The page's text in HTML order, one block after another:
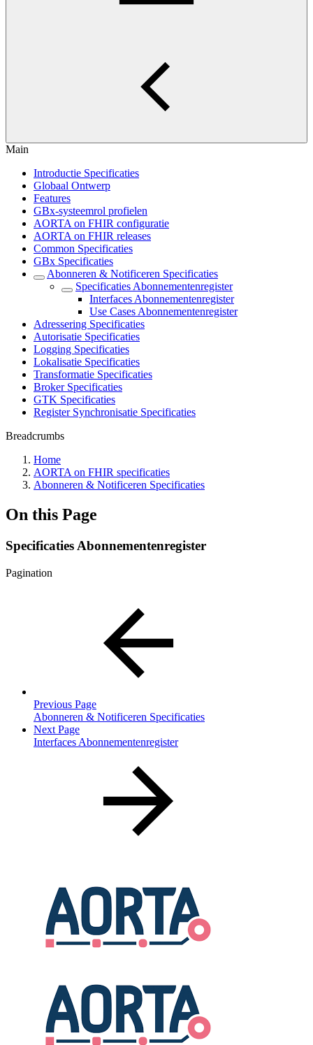
Main
Introductie Specificaties
Globaal Ontwerp
Features
GBx-systeemrol profielen
AORTA on FHIR configuratie
AORTA on FHIR releases
Common Specificaties
GBx Specificaties
Abonneren & Notificeren Specificaties
Specificaties Abonnementenregister
Interfaces Abonnementenregister
Use Cases Abonnementenregister
Adressering Specificaties
Autorisatie Specificaties
Logging Specificaties
Lokalisatie Specificaties
Transformatie Specificaties
Broker Specificaties
GTK Specificaties
Register Synchronisatie Specificaties
Breadcrumbs
Home
AORTA on FHIR specificaties
Abonneren & Notificeren Specificaties
On this Page
Specificaties Abonnementenregister
Pagination
Previous Page
Abonneren & Notificeren Specificaties
Next Page
Interfaces Abonnementenregister